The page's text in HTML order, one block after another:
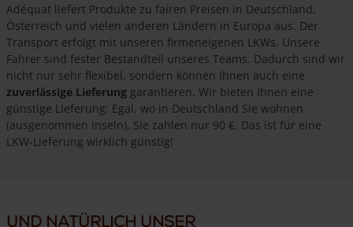
Adéquat liefert Produkte zu fairen Preisen in Deutschland,
Österreich und vielen anderen Ländern in Europa aus. Der
Transport erfolgt mit unseren firmeneigenen LKWs. Unsere
Fahrer sind fester Bestandteil unseres Teams. Dadurch sind wir
nicht nur sehr flexibel, sondern können Ihnen auch eine
zuverlässige Lieferung garantieren. Wir bieten Ihnen eine
günstige Lieferung: Egal, wo in Deutschland Sie wohnen
(ausgenommen Inseln), Sie zahlen nur 90 €. Das ist für eine
LKW-Lieferung wirklich günstig!
Und natürlich unser